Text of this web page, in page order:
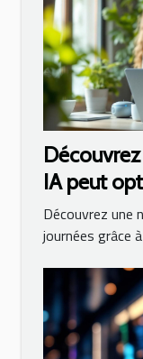
IA peut
Découvrez une
journées grâce